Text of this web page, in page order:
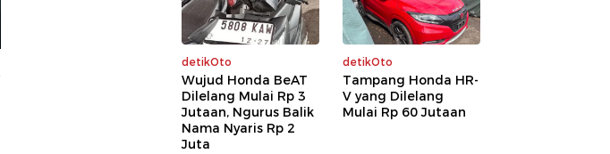
detikOto
Wujud Honda BeAT
Dilelang Mulai Rp 3
Jutaan, Ngurus Balik
Nama Nyaris Rp 2
Juta
detikOto
Tampang Honda HR-
V yang Dilelang
Mulai Rp 60 Jutaan